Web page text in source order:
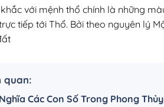
với mệnh thổ chính là những
tiếp tới Thổ. Bởi theo nguyên lý
quan:
Các Con Số Trong Phong Thủy